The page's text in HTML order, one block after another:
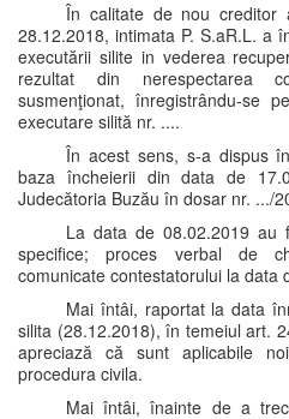
În calitate de nou creditor
28.12.2018, intimata P. S.aR.L. a
executării silite in vederea
rezultat din nerespectarea
susmenţionat, înregistrându-se
executare silită nr. ....
În acest sens, s-a dispus
baza încheierii din data de
Judecătoria Buzău în dosar nr. .../
La data de 08.02.2019 au
specifice; proces verbal de
comunicate contestatorului la data
Mai întâi, raportat la data
silita (28.12.2018), în temeiul art.
apreciază că sunt aplicabile
procedura civila.
Mai întâi, înainte de a